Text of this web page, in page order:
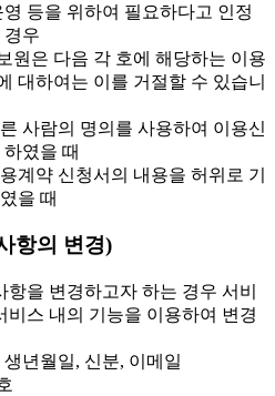
영 등을 위하여 필요하다고 인정
경우
원은 다음 각 호에 해당하는 이용
대하여는 이를 거절할 수 있습니
사람의 명의를 사용하여 이용신
하였을 때
계약 신청서의 내용을 허위로 기
을 때
항의 변경)
항을 변경하고자 하는 경우 서비
비스 내의 기능을 이용하여 변경
년월일, 신분, 이메일